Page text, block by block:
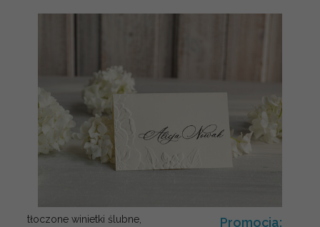
tłoczone winietki ślubne,
Promocja: